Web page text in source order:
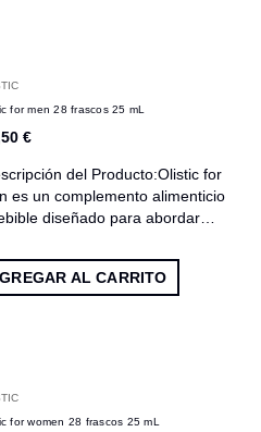
for men 28 frascos 25 mL
€
del Producto:Olistic for
es un complemento alimenticio
diseñado para abordar…
AL CARRITO
for women 28 frascos 25 mL